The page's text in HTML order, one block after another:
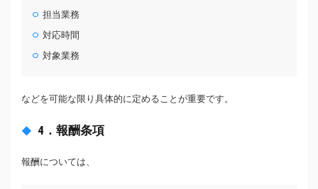
担当業務
対応時間
対象業務
などを可能な限り具体的に定めることが重要です。
4．報酬条項
報酬については、